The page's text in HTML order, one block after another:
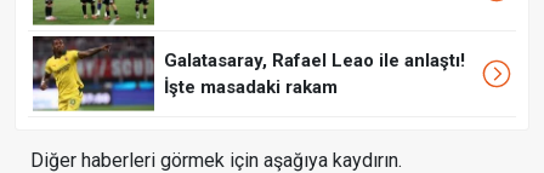
Galatasaray, Rafael Leao ile anlaştı!
İşte masadaki rakam
Diğer haberleri görmek için aşağıya kaydırın.